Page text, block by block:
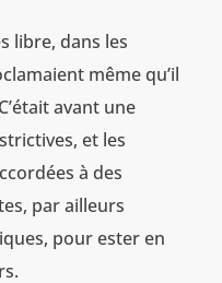
libre, dans les
même qu’il
avant une
et les
à des
par ailleurs
pour ester en